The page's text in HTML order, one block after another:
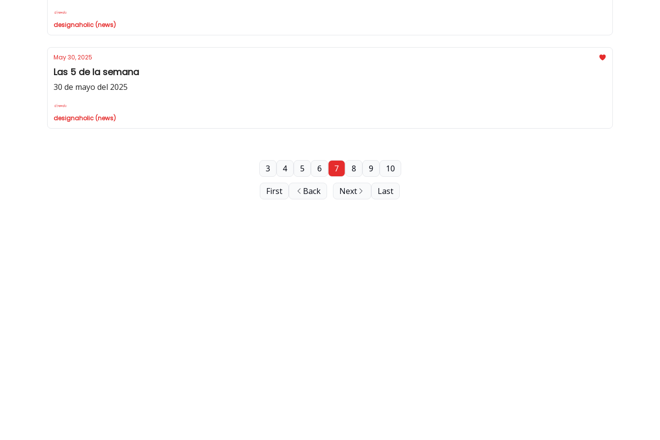
designaholic (news)
May 30, 2025
Las 5 de la semana
30 de mayo del 2025
designaholic (news)
First Back
3 4 5 6 7 8 9 10
Next Last